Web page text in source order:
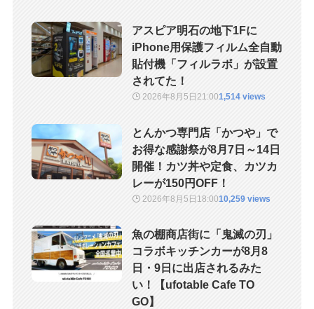
アスピア明石の地下1Fに
iPhone用保護フィルム全自動
貼付機「フィルラボ」が設置
されてた！
2026年8月5日 21:001,514 views
とんかつ専門店「かつや」で
お得な感謝祭が8月7日～14日
開催！カツ丼や定食、カツカ
レーが150円OFF！
2026年8月5日 18:0010,259 views
魚の棚商店街に「鬼滅の刃」
コラボキッチンカーが8月8
日・9日に出店されるみた
い！【ufotable Cafe TO
GO】